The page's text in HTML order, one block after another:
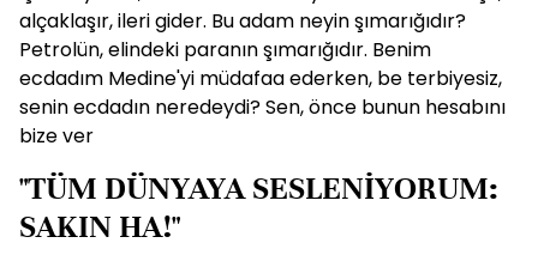
alçaklaşır, ileri gider. Bu adam neyin şımarığıdır?
Petrolün, elindeki paranın şımarığıdır. Benim
ecdadım Medine'yi müdafaa ederken, be terbiyesiz,
senin ecdadın neredeydi? Sen, önce bunun hesabını
bize ver
"TÜM DÜNYAYA SESLENİYORUM:
SAKIN HA!"